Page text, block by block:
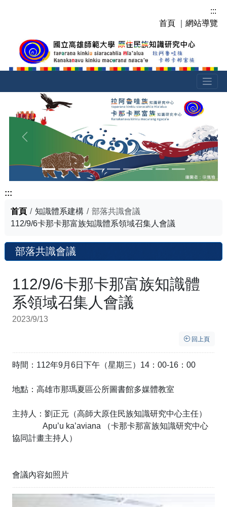
容
塊
:::
首頁
網站導覽
上一張 下一張
:::
首頁 知識體系建構
部落共識會議
112/9/6卡那卡那富族知識體系領域召集人會議
部落共識會議
112/9/6卡那卡那富族知識體
系領域召集人會議
2023/9/13
回上頁
時間：112年9月6日下午（星期三）14：00-16：00
地點：高雄市那瑪夏區公所圖書館多媒體教室
主持人：劉正元（高師大原住民族知識研究中心主任）
Apu’u ka’aviana （卡那卡那富族知識研究中心
協同計畫主持人）
會議內容如照片